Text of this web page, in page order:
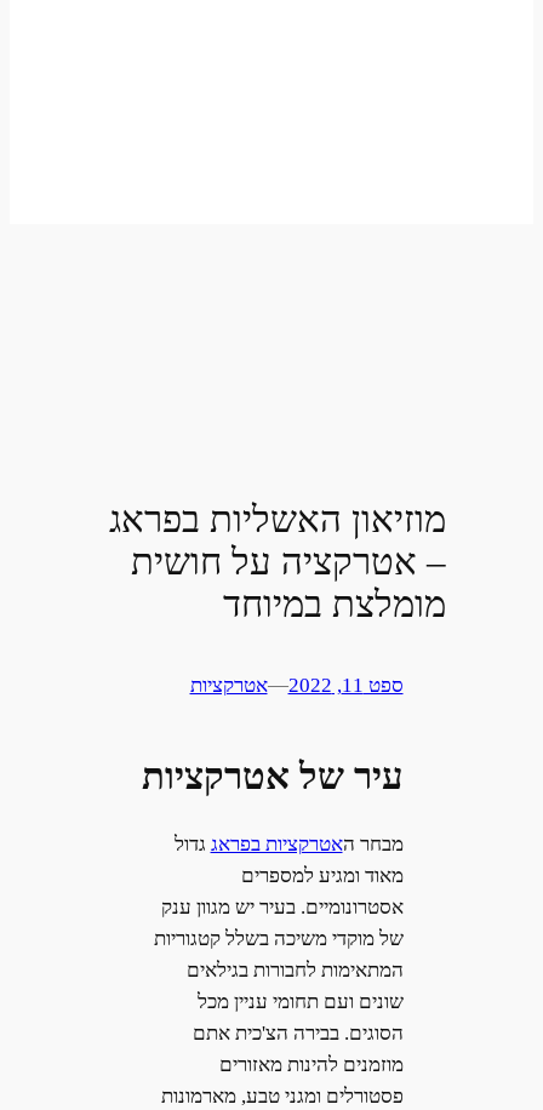
מוזיאון האשליות בפראג
– אטרקציה על חושית
מומלצת במיוחד
ספט 11, 2022 —אטרקציות
עיר של אטרקציות
מבחר האטרקציות בפראג גדול
מאוד ומגיע למספרים
אסטרונומיים. בעיר יש מגוון ענק
של מוקדי משיכה בשלל קטגוריות
המתאימות לחבורות בגילאים
שונים ועם תחומי עניין מכל
הסוגים. בבירה הצ'כית אתם
מוזמנים להינות מאזורים
פסטורלים ומגני טבע, מארמונות